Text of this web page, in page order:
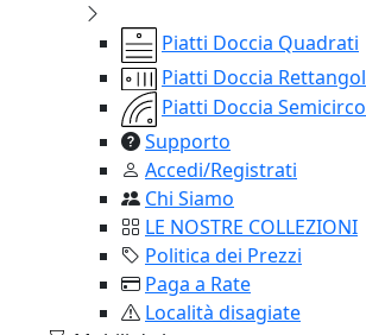
Piatti Doccia Quadrati
Piatti Doccia
Piatti Doccia
Supporto
Accedi/Registrati
Chi Siamo
LE NOSTRE COLLEZIONI
Politica dei Prezzi
Paga a Rate
Località disagiate